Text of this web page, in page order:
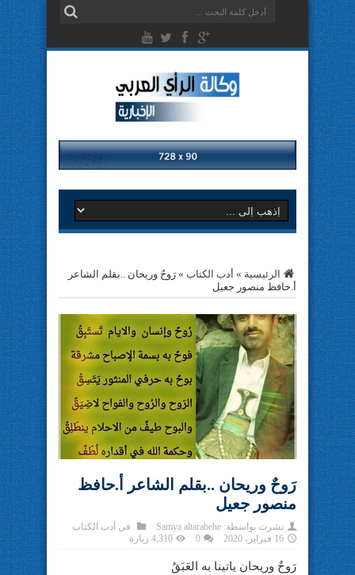
الرئيسية » أدب الكتاب » رَوحٌ وريحان ..بقلم الشاعر
أ.حافظ منصور جعيل
رَوحٌ وريحان ..بقلم الشاعر أ.حافظ
منصور جعيل
نشرت بواسطة: Samya altarabehe في أدب الكتاب
16 فبراير، 2020
0 4,310 زيارة
رَوحٌ وريحان ياتينا به العَبَقُ